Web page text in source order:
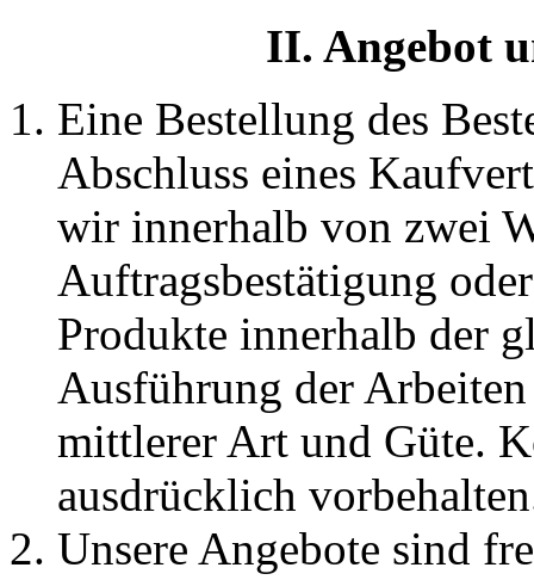
II. Angebot
Eine Bestellung des
Abschluss eines
wir innerhalb von zwei
Auftragsbestätigung
Produkte innerhalb der
Ausführung der
mittlerer Art und Güte.
ausdrücklich
Unsere Angebote sind